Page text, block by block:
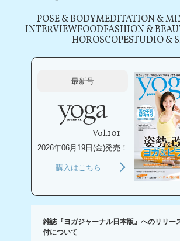
POSE & BODYMEDITATION &
INTERVIEWFOODFASHION &
HOROSCOPESTUDIO &
最新号
Vol.101
2026年06月19日(金)発売！
購入はこちら
雑誌『ヨガジャーナル日本版』へのリリー
付について